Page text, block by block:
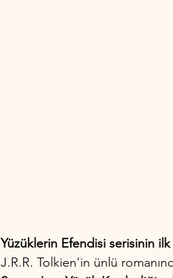
Yüzüklerin Efendisi serisinin
J.R.R. Tolkien'in ünlü